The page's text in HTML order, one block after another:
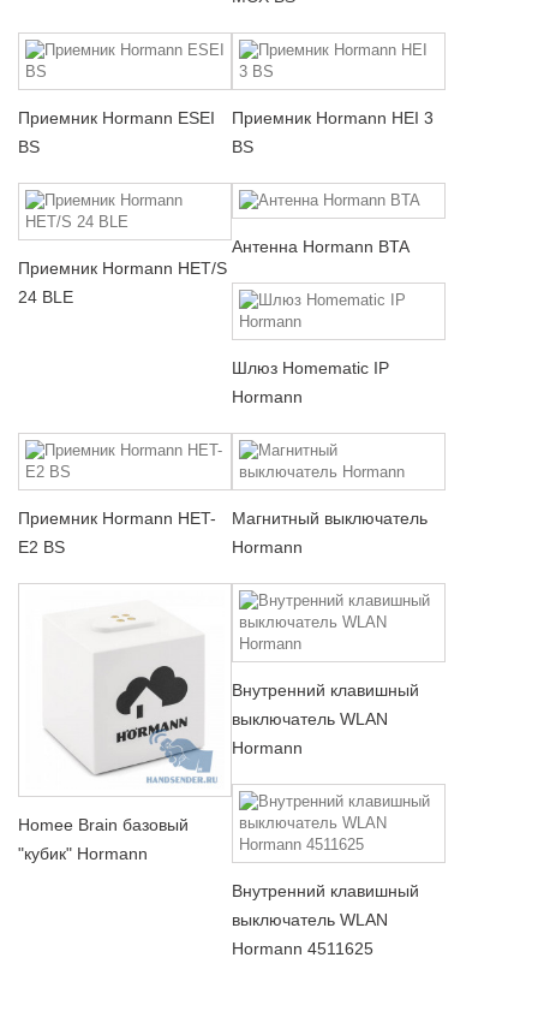
Приемник Hormann ESEI
BS
Приемник Hormann HEI 3
BS
Приемник Hormann HET/S
24 BLE
Антенна Hormann BTA
Шлюз Homematic IP
Hormann
Приемник Hormann HET-
E2 BS
Магнитный выключатель
Hormann
Homee Brain базовый
"кубик" Hormann
Внутренний клавишный
выключатель WLAN
Hormann
Внутренний клавишный
выключатель WLAN
Hormann 4511625